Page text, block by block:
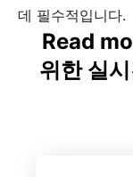
데 필수적입니다.
Read
위한 실